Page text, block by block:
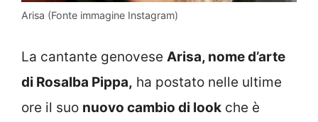
Arisa (Fonte immagine Instagram)
La cantante genovese Arisa, nome d’arte
di Rosalba Pippa, ha postato nelle ultime
ore il suo nuovo cambio di look che è